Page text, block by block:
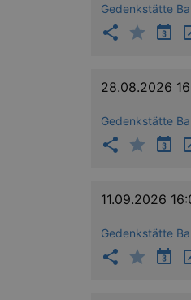
Gedenkstätte
28.08.2026
Gedenkstätte
11.09.2026
Gedenkstätte